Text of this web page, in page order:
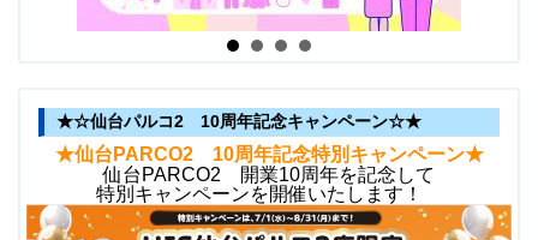
★☆仙台パルコ2 10周年記念キャンペーン☆★
★仙台PARCO2 10周年記念特別キャンペーン★
仙台PARCO2 開業10周年を記念して
特別キャンペーンを開催いたします！